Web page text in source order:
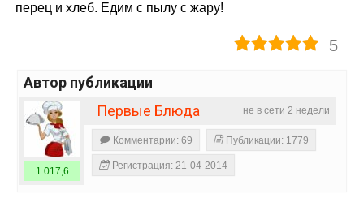
перец и хлеб. Едим с пылу с жару!
5
Автор публикации
не в сети 2 недели
Первые Блюда
1 017,6
Комментарии: 69 Публикации: 1779
Регистрация: 21-04-2014